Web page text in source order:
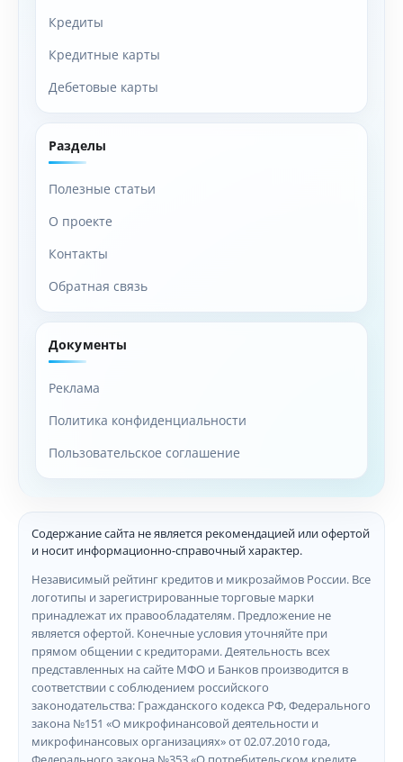
Кредиты
Кредитные карты
Дебетовые карты
Разделы
Полезные статьи
О проекте
Контакты
Обратная связь
Документы
Реклама
Политика конфиденциальности
Пользовательское соглашение
Содержание сайта не является рекомендацией или офертой
и носит информационно-справочный характер.
Независимый рейтинг кредитов и микрозаймов России. Все
логотипы и зарегистрированные торговые марки
принадлежат их правообладателям. Предложение не
является офертой. Конечные условия уточняйте при
прямом общении с кредиторами. Деятельность всех
представленных на сайте МФО и Банков производится в
соответствии с соблюдением российского
законодательства: Гражданского кодекса РФ, Федерального
закона №151 «О микрофинансовой деятельности и
микрофинансовых организациях» от 02.07.2010 года,